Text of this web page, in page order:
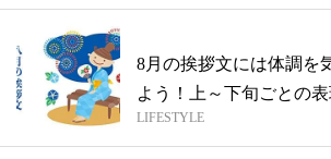
8月の挨拶文には体調を
よう！上～下旬ごとの
LIFESTYLE